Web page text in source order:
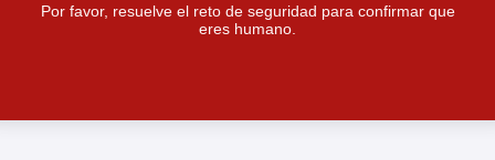
Por favor, resuelve el reto de seguridad para confirmar que
eres humano.